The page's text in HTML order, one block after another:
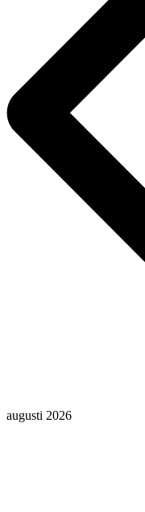
augusti 2026